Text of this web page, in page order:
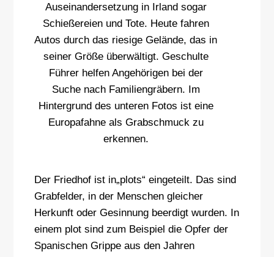
Auseinandersetzung in Irland sogar
Schießereien und Tote. Heute fahren
Autos durch das riesige Gelände, das in
seiner Größe überwältigt. Geschulte
Führer helfen Angehörigen bei der
Suche nach Familiengräbern. Im
Hintergrund des unteren Fotos ist eine
Europafahne als Grabschmuck zu
erkennen.
Der Friedhof ist in„plots“ eingeteilt. Das sind
Grabfelder, in der Menschen gleicher
Herkunft oder Gesinnung beerdigt wurden. In
einem plot sind zum Beispiel die Opfer der
Spanischen Grippe aus den Jahren